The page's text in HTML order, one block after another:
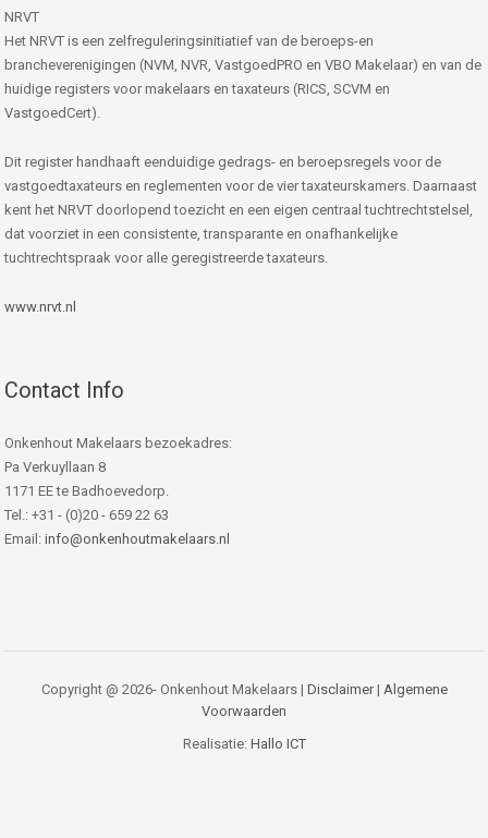
NRVT
Het NRVT is een zelfreguleringsinitiatief van de beroeps-en
brancheverenigingen (NVM, NVR, VastgoedPRO en VBO Makelaar) en van de
huidige registers voor makelaars en taxateurs (RICS, SCVM en
VastgoedCert).
Dit register handhaaft eenduidige gedrags- en beroepsregels voor de
vastgoedtaxateurs en reglementen voor de vier taxateurskamers. Daarnaast
kent het NRVT doorlopend toezicht en een eigen centraal tuchtrechtstelsel,
dat voorziet in een consistente, transparante en onafhankelijke
tuchtrechtspraak voor alle geregistreerde taxateurs.
www.nrvt.nl
Contact Info
Onkenhout Makelaars bezoekadres:
Pa Verkuyllaan 8
1171 EE te Badhoevedorp.
Tel.: +31 - (0)20 - 659 22 63
Email: info@onkenhoutmakelaars.nl
Copyright @ 2026- Onkenhout Makelaars | Disclaimer| Algemene
Voorwaarden
Realisatie: Hallo ICT